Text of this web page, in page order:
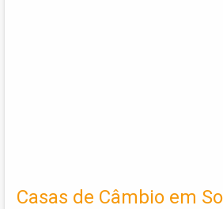
Casas de Câmbio em